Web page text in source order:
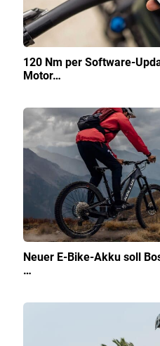
120 Nm per Software-
Motor…
Neuer E-Bike-Akku soll
…